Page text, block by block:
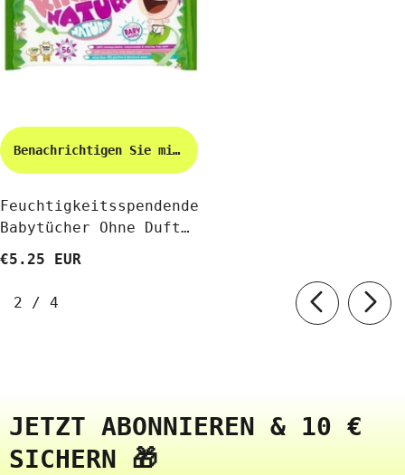
Benachrichtigen Sie mich
Feuchtigkeitsspendende
Babytücher Ohne Duft
€5.25 EUR
2 / von
4
JETZT ABONNIEREN & 10 €
SICHERN 🎁